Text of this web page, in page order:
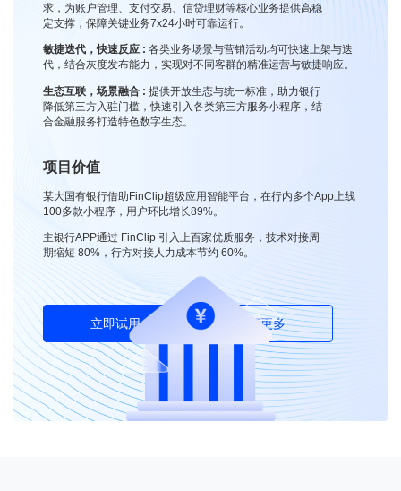
求，为账户管理、支付交易、信贷理财等核心业务提供高稳
定支撑，保障关键业务7x24小时可靠运行。
敏捷迭代，快速反应 : 各类业务场景与营销活动均可快速上架与迭
代，结合灰度发布能力，实现对不同客群的精准运营与敏捷响应。
生态互联，场景融合 : 提供开放生态与统一标准，助力银行
降低第三方入驻门槛，快速引入各类第三方服务小程序，结
合金融服务打造特色数字生态。
项目价值
某大国有银行借助FinClip超级应用智能平台，在行内多个App上线
100多款小程序，用户环比增长89%。
主银行APP通过 FinClip 引入上百家优质服务，技术对接周
期缩短 80%，行方对接人力成本节约 60%。
立即试用 了解更多